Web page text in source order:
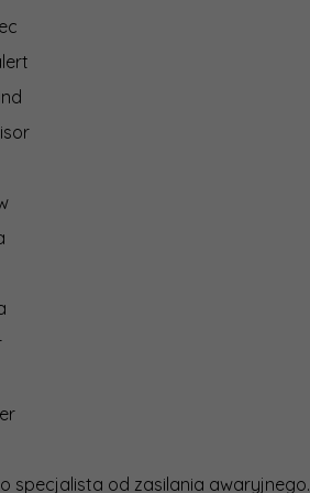
specjalista od zasilania awaryjnego.